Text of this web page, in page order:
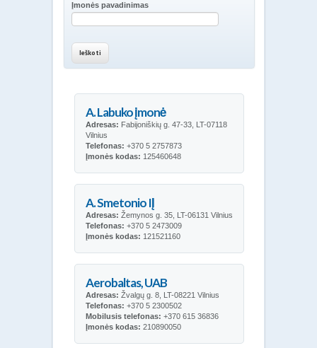
Įmonės pavadinimas
A. Labuko įmonė
Adresas: Fabijoniškių g. 47-33, LT-07118
Vilnius
Telefonas: +370 5 2757873
Įmonės kodas: 125460648
A. Smetonio IĮ
Adresas: Žemynos g. 35, LT-06131 Vilnius
Telefonas: +370 5 2473009
Įmonės kodas: 121521160
Aerobaltas, UAB
Adresas: Žvalgų g. 8, LT-08221 Vilnius
Telefonas: +370 5 2300502
Mobilusis telefonas: +370 615 36836
Įmonės kodas: 210890050